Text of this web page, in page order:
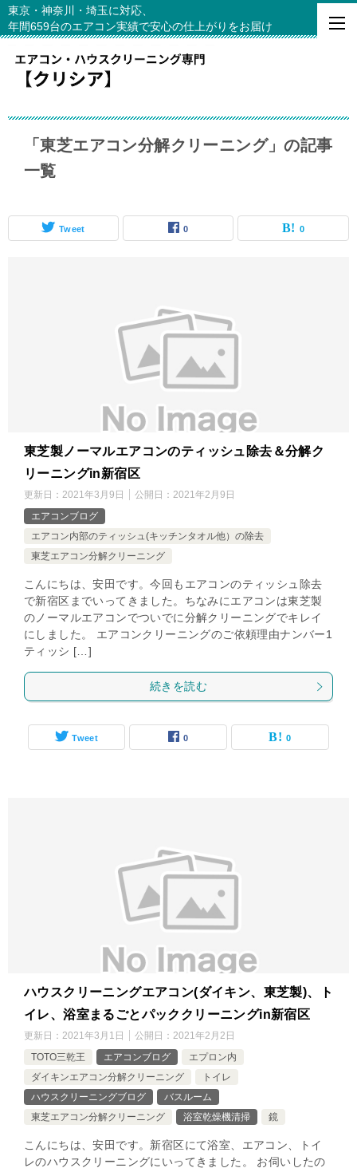
東京・神奈川・埼玉に対応、
年間659台のエアコン実績で安心の仕上がりをお届け
「東芝エアコン分解クリーニング」の記事
一覧
Tweet 0 0
東芝製ノーマルエアコンのティッシュ除去＆分解ク
リーニングin新宿区
更新日： 2021年3月9日 公開日： 2021年2月9日
エアコンブログ
エアコン内部のティッシュ(キッチンタオル他）の除去
東芝エアコン分解クリーニング
こんにちは、安田です。今回もエアコンのティッシュ除去
で新宿区までいってきました。ちなみにエアコンは東芝製
のノーマルエアコンでついでに分解クリーニングでキレイ
にしました。 エアコンクリーニングのご依頼理由ナンバー1
ティッシ […]
続きを読む
Tweet 0 0
ハウスクリーニングエアコン(ダイキン、東芝製)、ト
イレ、浴室まるごとパッククリーニングin新宿区
更新日： 2021年3月1日 公開日： 2021年2月2日
TOTO三乾王
エアコンブログ
エプロン内
ダイキンエアコン分解クリーニング
トイレ
ハウスクリーニングブログ
バスルーム
東芝エアコン分解クリーニング
浴室乾燥機清掃 鏡
こんにちは、安田です。新宿区にて浴室、エアコン、トイ
レのハウスクリーニングにいってきました。 お伺いしたの